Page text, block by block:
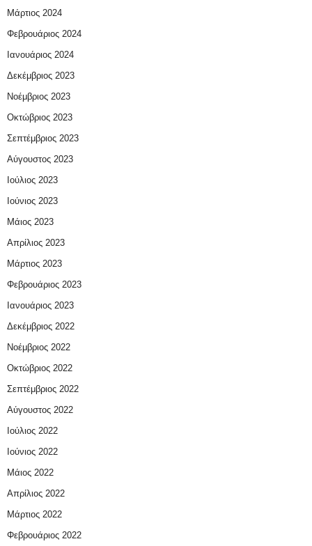
Μάρτιος 2024
Φεβρουάριος 2024
Ιανουάριος 2024
Δεκέμβριος 2023
Νοέμβριος 2023
Οκτώβριος 2023
Σεπτέμβριος 2023
Αύγουστος 2023
Ιούλιος 2023
Ιούνιος 2023
Μάιος 2023
Απρίλιος 2023
Μάρτιος 2023
Φεβρουάριος 2023
Ιανουάριος 2023
Δεκέμβριος 2022
Νοέμβριος 2022
Οκτώβριος 2022
Σεπτέμβριος 2022
Αύγουστος 2022
Ιούλιος 2022
Ιούνιος 2022
Μάιος 2022
Απρίλιος 2022
Μάρτιος 2022
Φεβρουάριος 2022